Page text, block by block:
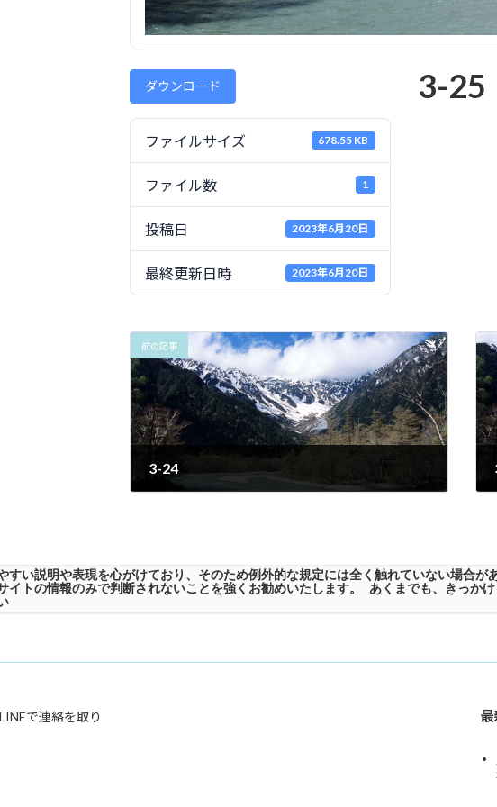
ダウンロード
ファイルサイズ 678.55 KB
ファイル数 1
投稿日 2023年6月20日
最終更新日時 2023年6月20日
3-25
前の記事
3-24
すい説明や表現を心がけており、そのため例外的な規定には全く触れていない場合が
イトの情報のみで判断されないことを強くお勧めいたします。 あくまでも、きっか
で連絡を取り